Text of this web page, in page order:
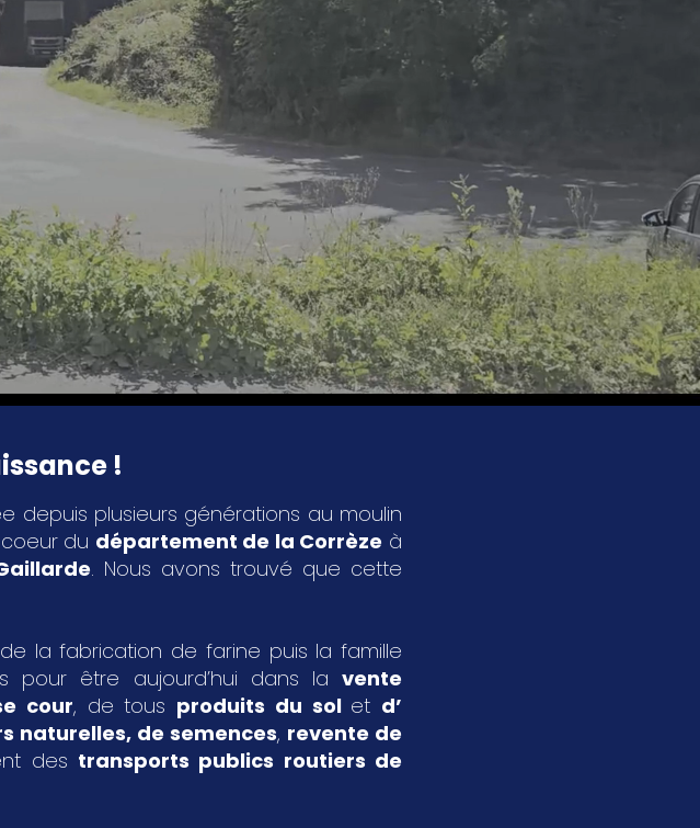
!
depuis plusieurs générations au moulin
du département de la Corrèze à
. Nous avons trouvé que cette
la fabrication de farine puis la famille
pour être aujourd’hui dans la vente
cour, de tous produits du sol et d’
naturelles, de semences, revente de
des transports publics routiers de